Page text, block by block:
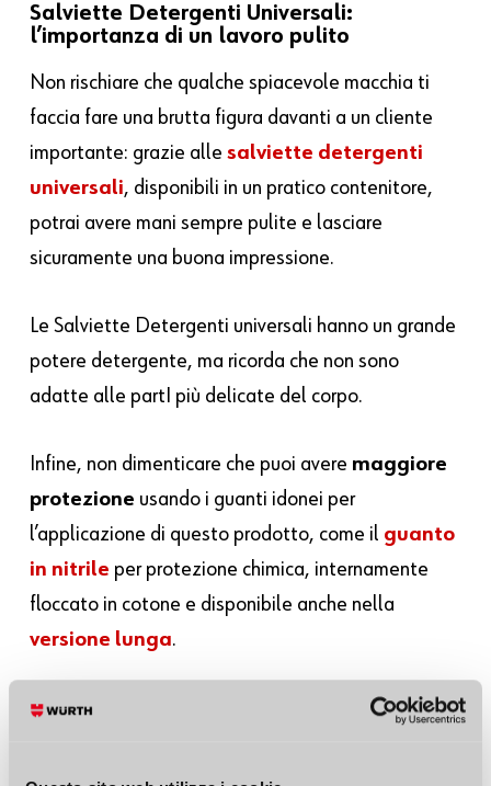
Salviette Detergenti Universali:
l’importanza di un lavoro pulito
Non rischiare che qualche spiacevole macchia ti
faccia fare una brutta figura davanti a un cliente
importante: grazie allesalviette detergenti
universali, disponibili in un pratico contenitore,
potrai avere mani sempre pulite e lasciare
sicuramente una buona impressione.
Le Salviette Detergenti universali hanno un grande
potere detergente, ma ricorda che non sono
adatte alle partI più delicate del corpo.
Infine, non dimenticare che puoi avere maggiore
protezione usando i guanti idonei per
l’applicazione di questo prodotto, come il guanto
in nitrile per protezione chimica, internamente
floccato in cotone e disponibile anche nella
versione lunga.